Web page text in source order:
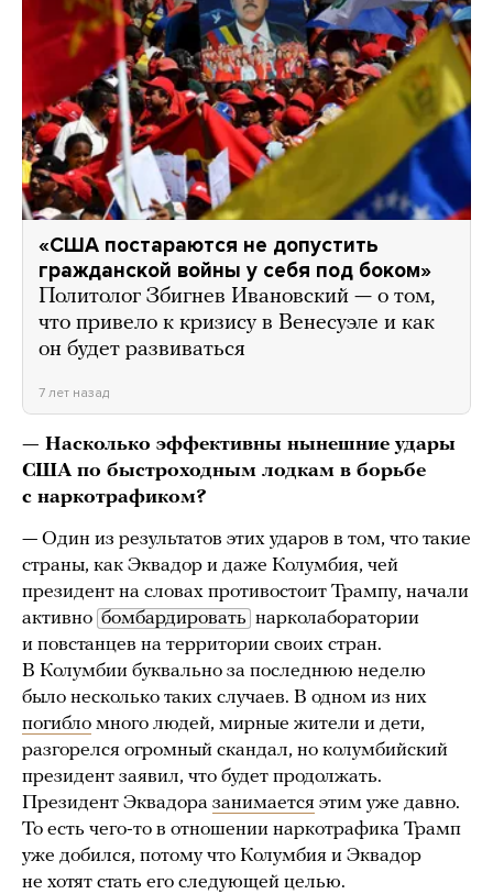
«США постараются не допустить
гражданской войны у себя под боком»
Политолог Збигнев Ивановский — о том,
что привело к кризису в Венесуэле и как
он будет развиваться
7 лет назад
— Насколько эффективны нынешние удары
США по быстроходным лодкам в борьбе
с наркотрафиком?
— Один из результатов этих ударов в том, что такие
страны, как Эквадор и даже Колумбия, чей
президент на словах противостоит Трампу, начали
активно бомбардировать нарколаборатории
и повстанцев на территории своих стран.
В Колумбии буквально за последнюю неделю
было несколько таких случаев. В одном из них
погибло много людей, мирные жители и дети,
разгорелся огромный скандал, но колумбийский
президент заявил, что будет продолжать.
Президент Эквадора занимается этим уже давно.
То есть чего-то в отношении наркотрафика Трамп
уже добился, потому что Колумбия и Эквадор
не хотят стать его следующей целью.